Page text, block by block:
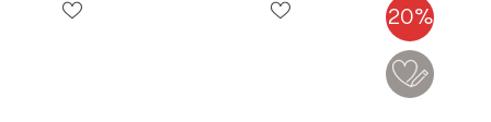
20%